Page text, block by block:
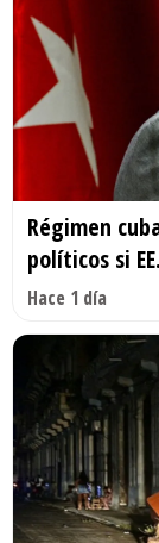
Régimen
políticos si
Hace 1 día